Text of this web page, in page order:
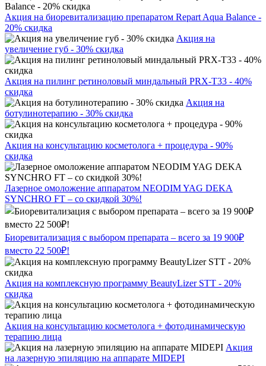
Акция на биоревитализацию препаратом Repart Aqua Balance -
20% скидка
Акция на
увеличение губ - 30% скидка
Акция на пилинг ретиноловый миндальный PRX-T33 - 40%
скидка
Акция на
ботулинотерапию - 30% скидка
Акция на консультацию косметолога + процедура - 90%
скидка
Лазерное омоложение аппаратом NEODIM YAG DEKA
SYNCHRO FT – со скидкой 30%!
Биоревитализация с выбором препарата – всего за 19 900₽
вместо 22 500₽!
Акция на комплексную программу BeautyLizer STT - 20%
скидка
Акция на консультацию косметолога + фотодинамическую
терапию лица
Акция
на лазерную эпиляцию на аппарате MIDEPI